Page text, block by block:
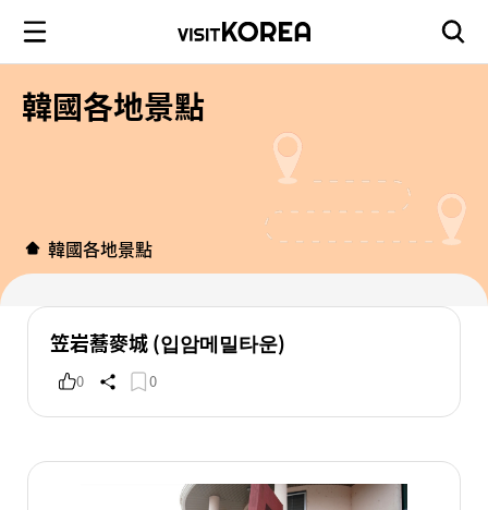
韓國各地景點
韓國各地景點
笠岩蕎麥城 (입암메밀타운)
0 0